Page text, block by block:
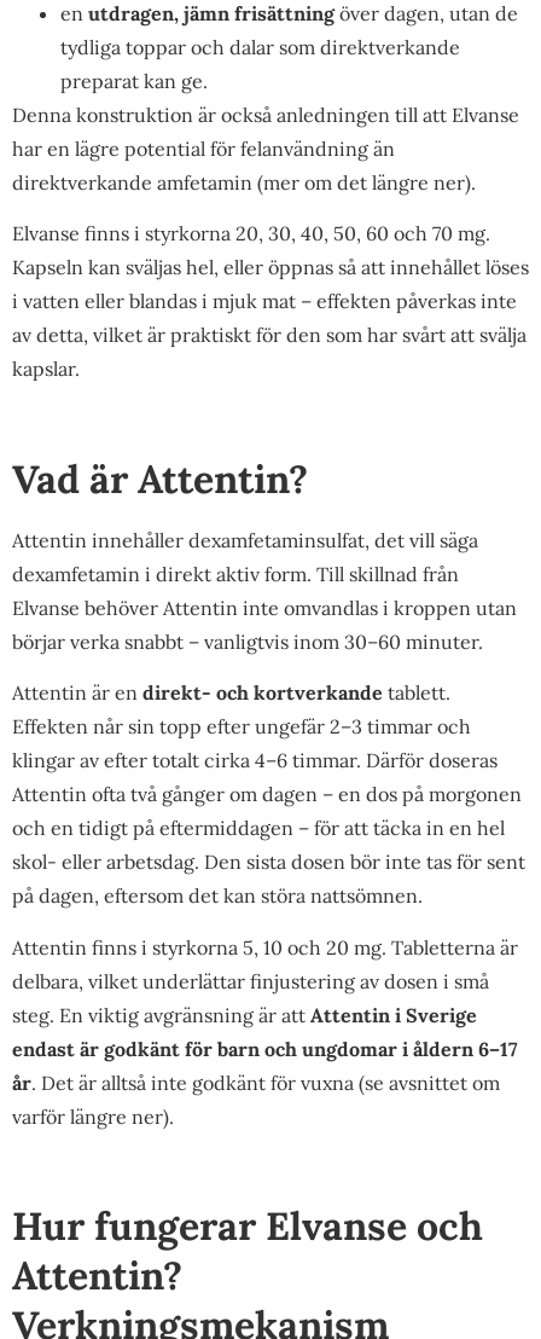
en utdragen, jämn frisättningöver dagen, utan de
tydliga toppar och dalar som direktverkande
preparat kan ge.
Denna konstruktion är också anledningen till att Elvanse
har en lägre potential för felanvändning än
direktverkande amfetamin (mer om det längre ner).
Elvanse finns i styrkorna 20, 30, 40, 50, 60 och 70 mg.
Kapseln kan sväljas hel, eller öppnas så att innehållet löses
i vatten eller blandas i mjuk mat – effekten påverkas inte
av detta, vilket är praktiskt för den som har svårt att svälja
kapslar.
Vad är Attentin?
Attentin innehåller dexamfetaminsulfat, det vill säga
dexamfetamin i direkt aktiv form. Till skillnad från
Elvanse behöver Attentin inte omvandlas i kroppen utan
börjar verka snabbt – vanligtvis inom 30–60 minuter.
Attentin är en direkt- och kortverkande tablett.
Effekten når sin topp efter ungefär 2–3 timmar och
klingar av efter totalt cirka 4–6 timmar. Därför doseras
Attentin ofta två gånger om dagen – en dos på morgonen
och en tidigt på eftermiddagen – för att täcka in en hel
skol- eller arbetsdag. Den sista dosen bör inte tas för sent
på dagen, eftersom det kan störa nattsömnen.
Attentin finns i styrkorna 5, 10 och 20 mg. Tabletterna är
delbara, vilket underlättar finjustering av dosen i små
steg. En viktig avgränsning är att Attentin i Sverige
endast är godkänt för barn och ungdomar i åldern 6–17
år. Det är alltså inte godkänt för vuxna (se avsnittet om
varför längre ner).
Hur fungerar Elvanse och
Attentin?
Verkningsmekanism